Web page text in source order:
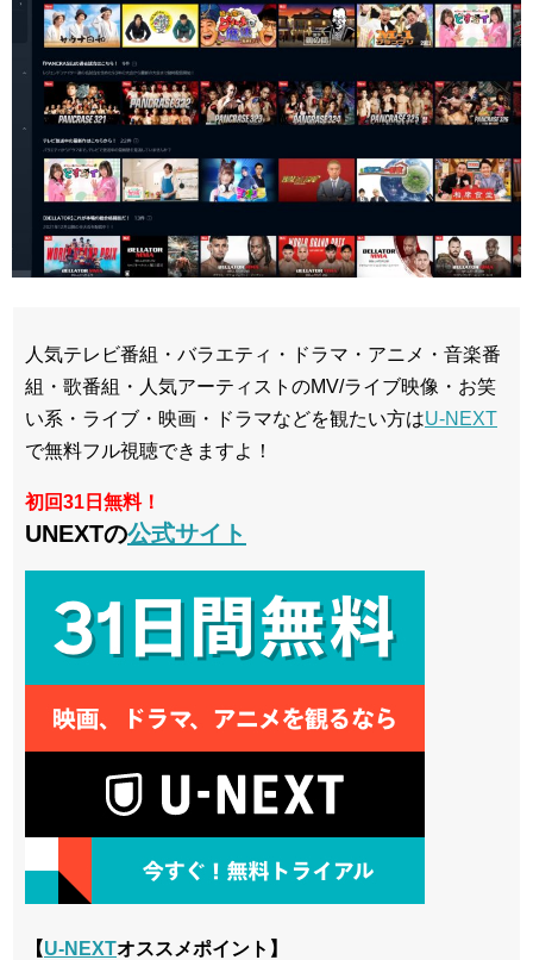
人気テレビ番組・バラエティ・ドラマ・アニメ・音楽番
組・歌番組・人気アーティストのMV/ライブ映像・お笑
い系・ライブ・映画・ドラマなどを観たい方はU-NEXT
で無料フル視聴できますよ！
初回31日無料！
UNEXTの公式サイト
【U-NEXTオススメポイント】